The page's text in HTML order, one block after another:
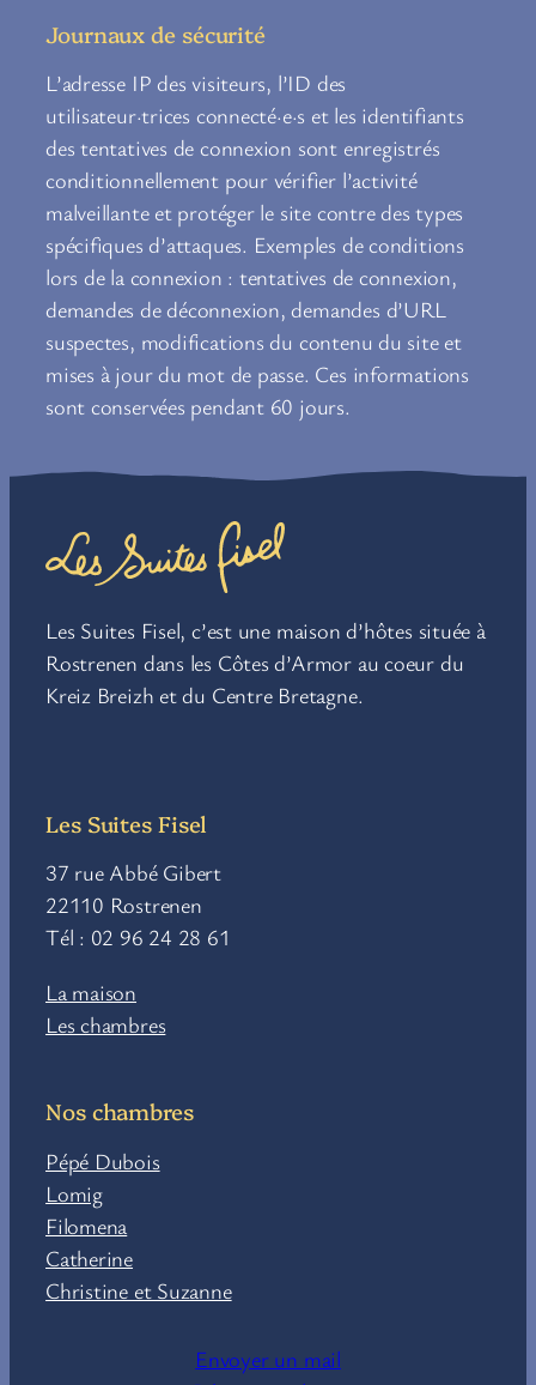
Journaux de sécurité
L’adresse IP des visiteurs, l’ID des
utilisateur·trices connecté·e·s et les identifiants
des tentatives de connexion sont enregistrés
conditionnellement pour vérifier l’activité
malveillante et protéger le site contre des types
spécifiques d’attaques. Exemples de conditions
lors de la connexion : tentatives de connexion,
demandes de déconnexion, demandes d’URL
suspectes, modifications du contenu du site et
mises à jour du mot de passe. Ces informations
sont conservées pendant 60 jours.
Les Suites Fisel, c’est une maison d’hôtes située à
Rostrenen dans les Côtes d’Armor au coeur du
Kreiz Breizh et du Centre Bretagne.
Les Suites Fisel
37 rue Abbé Gibert
22110 Rostrenen
Tél : 02 96 24 28 61
La maison
Les chambres
Nos chambres
Pépé Dubois
Lomig
Filomena
Catherine
Christine et Suzanne
Envoyer un mail